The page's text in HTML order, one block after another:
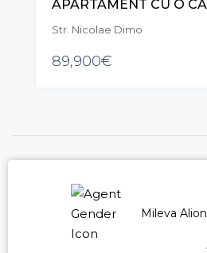
Str. Nicolae Dimo
89,900€
Mileva Aliona